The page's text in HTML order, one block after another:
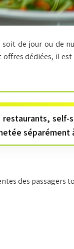
de jour ou de
dédiées, il
restaurants,
séparément
des passagers